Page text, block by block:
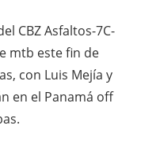
CBZ Asfaltos-7C-
mtb este fin de
con Luis Mejía y
en el Panamá off